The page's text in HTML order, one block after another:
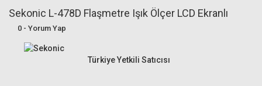
Canon R6 Mark IIIBundle Setler
Alışverişe
Sekonic L-478D Flaşmetre Işık Ölçer LCD Ekranlı
0 - Yorum Yap
Türkiye Yetkili Satıcısı